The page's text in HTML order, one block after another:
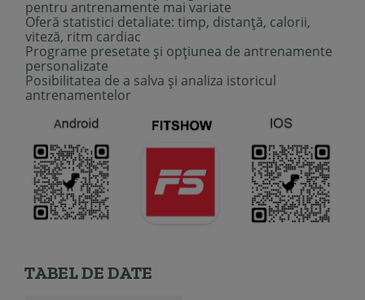
pentru antrenamente mai variate
Oferă statistici detaliate: timp, distanță, calorii,
viteză, ritm cardiac
Programe presetate și opțiunea de antrenamente
personalizate
Posibilitatea de a salva și analiza istoricul
antrenamentelor
TABEL DE DATE